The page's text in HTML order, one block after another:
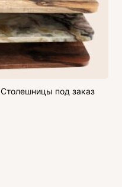
Столешницы под заказ